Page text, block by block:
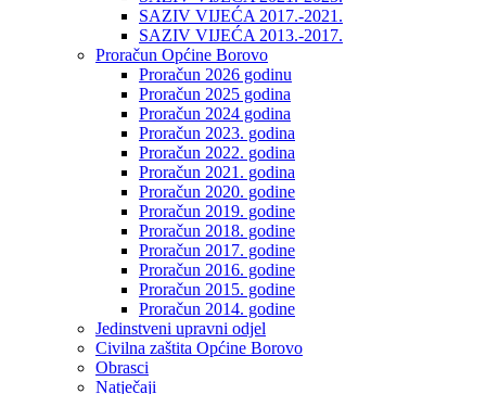
SAZIV VIJEĆA 2017.-2021.
SAZIV VIJEĆA 2013.-2017.
Proračun Općine Borovo
Proračun 2026 godinu
Proračun 2025 godina
Proračun 2024 godina
Proračun 2023. godina
Proračun 2022. godina
Proračun 2021. godina
Proračun 2020. godine
Proračun 2019. godine
Proračun 2018. godine
Proračun 2017. godine
Proračun 2016. godine
Proračun 2015. godine
Proračun 2014. godine
Jedinstveni upravni odjel
Civilna zaštita Općine Borovo
Obrasci
Natječaji